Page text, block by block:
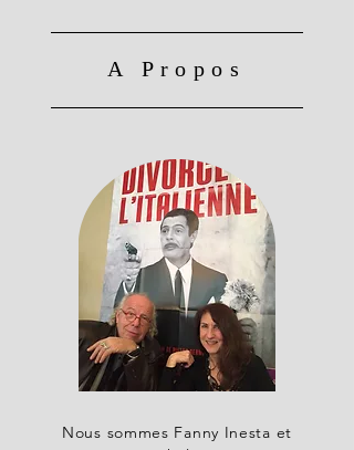
A Propos
Nous sommes Fanny Inesta et